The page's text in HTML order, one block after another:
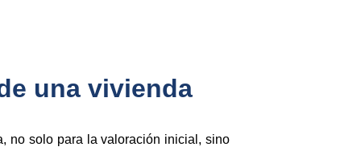
una vivienda
no solo para la valoración inicial, sino